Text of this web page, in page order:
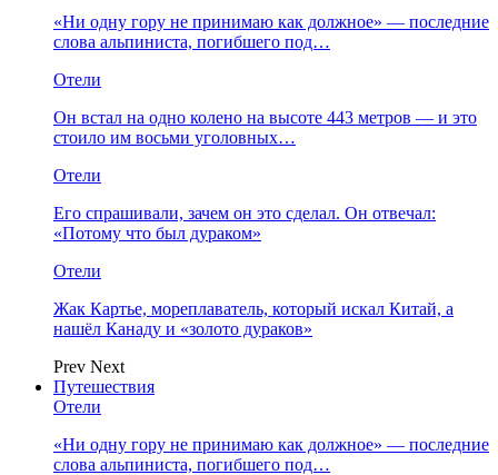
«Ни одну гору не принимаю как должное» — последние
слова альпиниста, погибшего под…
Отели
Он встал на одно колено на высоте 443 метров — и это
стоило им восьми уголовных…
Отели
Его спрашивали, зачем он это сделал. Он отвечал:
«Потому что был дураком»
Отели
Жак Картье, мореплаватель, который искал Китай, а
нашёл Канаду и «золото дураков»
Prev Next
Путешествия
Отели
«Ни одну гору не принимаю как должное» — последние
слова альпиниста, погибшего под…